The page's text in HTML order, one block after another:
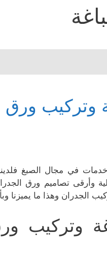
وتركيب ورق
في مجال الصبغ
وأرقى تصاميم ورق
الجدران وهذا ما يميزنا
وتركيب